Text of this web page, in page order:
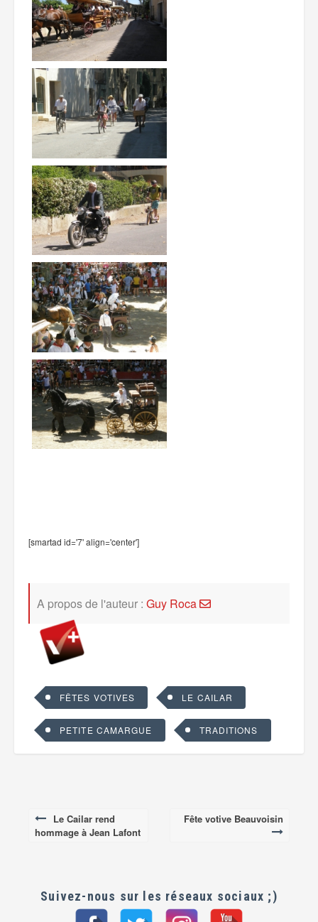
[smartad id='7' align='center']
A propos de l'auteur : Guy Roca
FÊTES VOTIVES LE CAILAR
PETITE CAMARGUE TRADITIONS
Post
Le Cailar rend
hommage à Jean Lafont
Fête votive Beauvoisin
Suivez-nous sur les réseaux sociaux ;)